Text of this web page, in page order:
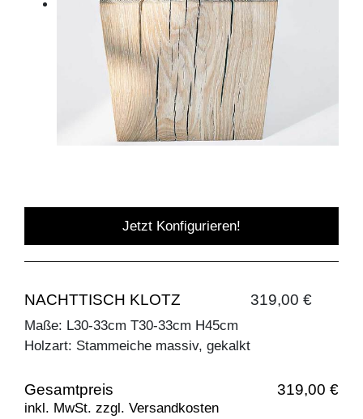
Jetzt Konfigurieren!
NACHTTISCH KLOTZ 319,00 €
Maße: L30-33cm T30-33cm H45cm
Holzart: Stammeiche massiv, gekalkt
Gesamtpreis 319,00 €
inkl. MwSt. zzgl. Versandkosten